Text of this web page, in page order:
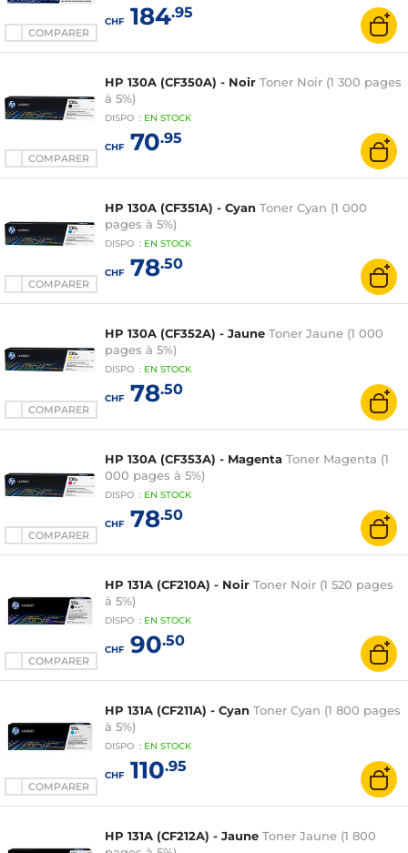
COMPARER
CHF184.95
COMPARER
HP 130A (CF350A) - Noir Toner Noir (1 300 pages
à 5%)
DISPO : EN STOCK
CHF70.95
COMPARER
HP 130A (CF351A) - Cyan Toner Cyan (1 000
pages à 5%)
DISPO : EN STOCK
CHF78.50
COMPARER
HP 130A (CF352A) - Jaune Toner Jaune (1 000
pages à 5%)
DISPO : EN STOCK
CHF78.50
COMPARER
HP 130A (CF353A) - Magenta Toner Magenta (1
000 pages à 5%)
DISPO : EN STOCK
CHF78.50
COMPARER
HP 131A (CF210A) - Noir Toner Noir (1 520 pages
à 5%)
DISPO : EN STOCK
CHF90.50
COMPARER
HP 131A (CF211A) - Cyan Toner Cyan (1 800 pages
à 5%)
DISPO : EN STOCK
CHF110.95
HP 131A (CF212A) - Jaune Toner Jaune (1 800